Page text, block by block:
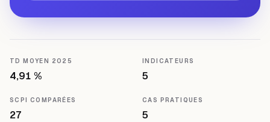
TD MOYEN 2025
4,91 %
INDICATEURS
5
SCPI COMPARÉES
27
CAS PRATIQUES
5